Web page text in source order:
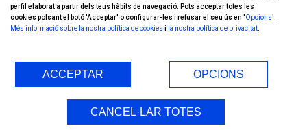
Ull Sec
Equip mèdic
perfil elaborat a partir dels teus hàbits de navegació. Pots acceptar totes les
cookies polsant el botó 'Acceptar' o configurar-les i refusar el seu ús en 'Opcions'.
Més informació sobre la nostra política de cookies i la nostra política de privacitat
ACCEPTAR OPCIONS
CANCEL·LAR TOTES